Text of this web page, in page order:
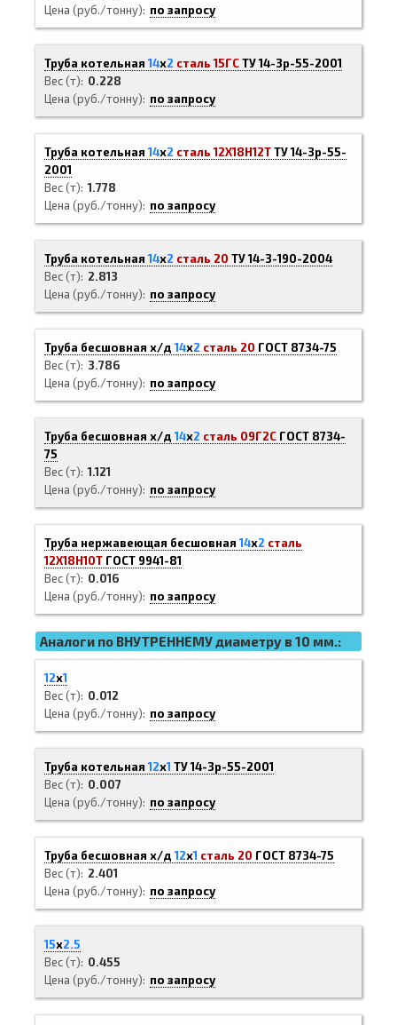
Цена (руб./тонну)
по запросу
Труба котельная14х2 сталь 15ГСТУ 14-3р-55-2001
Вес (т)
0.228
Цена (руб./тонну)
по запросу
Труба котельная14х2 сталь 12Х18Н12ТТУ 14-3р-55-
2001
Вес (т) 1.778
Цена (руб./тонну)
по запросу
Труба котельная14х2 сталь 20 ТУ 14-3-190-2004
Вес (т)
2.813
Цена (руб./тонну)
по запросу
Труба бесшовная х/д14х2 сталь 20 ГОСТ 8734-75
Вес (т)
3.786
Цена (руб./тонну)
по запросу
Труба бесшовная х/д14х2 сталь 09Г2С ГОСТ 8734-
75
Вес (т) 1.121
Цена (руб./тонну)
по запросу
Труба нержавеющая бесшовная14х2 сталь
12Х18Н10Т ГОСТ 9941-81
Вес (т)
0.016
Цена (руб./тонну)
по запросу
Аналоги по ВНУТРЕННЕМУ диаметру в 10 мм.:
12х1
Вес (т)
0.012
Цена (руб./тонну)
по запросу
Труба котельная12х1 ТУ 14-3р-55-2001
Вес (т)
0.007
Цена (руб./тонну)
по запросу
Труба бесшовная х/д12х1 сталь 20 ГОСТ 8734-75
Вес (т)
2.401
Цена (руб./тонну)
по запросу
15х2.5
Вес (т)
0.455
Цена (руб./тонну)
по запросу